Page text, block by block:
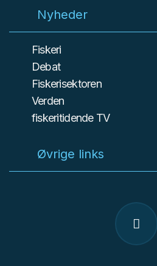
Nyheder
Fiskeri
Debat
Fiskerisektoren
Verden
fiskeritidende TV
Øvrige links